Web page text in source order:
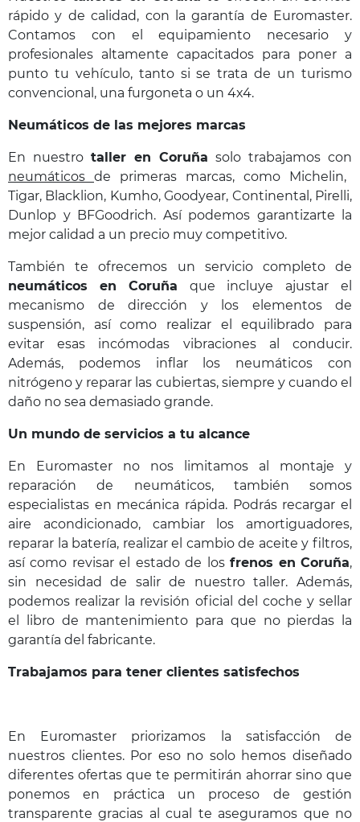
rápido y de calidad, con la garantía de Euromaster.
Contamos con el equipamiento necesario y
profesionales altamente capacitados para poner a
punto tu vehículo, tanto si se trata de un turismo
convencional, una furgoneta o un 4x4.
Neumáticos de las mejores marcas
En nuestrotaller en Coruña solo trabajamos con
neumáticos de primeras marcas, como Michelin,
Tigar, Blacklion, Kumho, Goodyear, Continental, Pirelli,
Dunlop y BFGoodrich. Así podemos garantizarte la
mejor calidad a un precio muy competitivo.
También te ofrecemos un servicio completo de
neumáticos
en Coruña que incluye ajustar el
mecanismo de dirección y los elementos de
suspensión, así como realizar el equilibrado para
evitar esas incómodas vibraciones al conducir.
Además, podemos inflar los neumáticos con
nitrógeno y reparar las cubiertas, siempre y cuando el
daño no sea demasiado grande.
Un mundo de servicios a tu alcance
En Euromaster no nos limitamos al montaje y
reparación de neumáticos, también somos
especialistas en mecánica rápida. Podrás recargar el
aire acondicionado, cambiar los amortiguadores,
reparar la batería, realizar el cambio de aceite y filtros,
así como revisar el estado de losfrenos en Coruña,
sin necesidad de salir de nuestro taller. Además,
podemos realizar la revisión oficial del coche y sellar
el libro de mantenimiento para que no pierdas la
garantía del fabricante.
Trabajamos para tener clientes satisfechos
En Euromaster priorizamos la satisfacción de
nuestros clientes. Por eso no solo hemos diseñado
diferentes ofertas que te permitirán ahorrar sino que
ponemos en práctica un proceso de gestión
transparente gracias al cual te aseguramos que no